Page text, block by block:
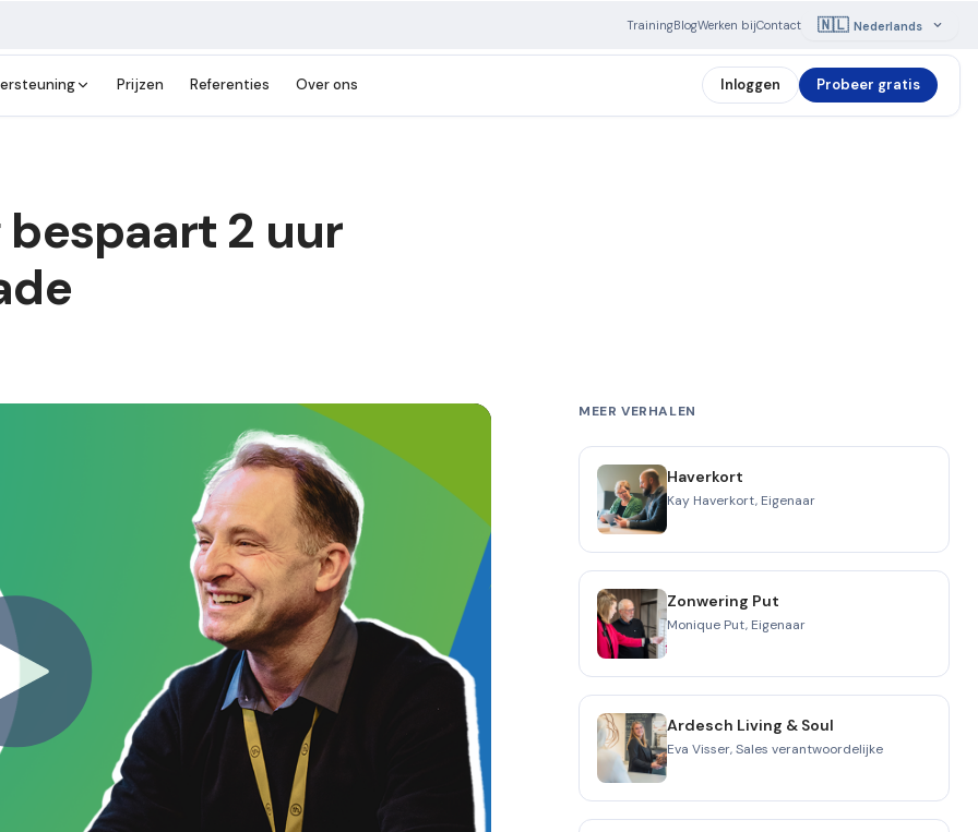
TrainingBlogWerken bijContact 🇳🇱 Nederlands
Prijzen Referenties Over ons Inloggen Probeer gratis
2 uur
MEER VERHALEN
Haverkort
Kay Haverkort, Eigenaar
Zonwering Put
Monique Put, Eigenaar
Ardesch Living & Soul
Eva Visser, Sales verantwoordelijke